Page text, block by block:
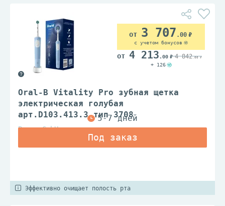
Oral-B Vitality Pro зубная щетка
электрическая голубая
арт.D103.413.3 тип 3708
Braun GmbH
3 707 .00
с учетом бонусов
4 213 .00 4 842.00
+ 126
Эффективно очищает полость рта